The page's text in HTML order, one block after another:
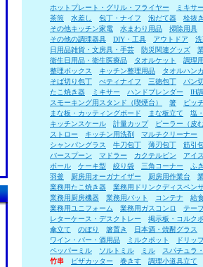
ホットプレート・グリル・フライヤー
ミキサ
茶筒
水差し 包丁・ナイフ 泡だて器
栓抜
その他キッチン家電
水まわり用品
掃除用具
その他の調理器具
DIY・工具 アウトドア
日用品雑貨・文房具・手芸
防災関連グッズ
衛生日用品・衛生医療品
タオルケット
調理
整理ボックス
キッチン整理用品
タオルハン
そば切り包丁
ぺティナイフ 三徳包丁
パン
たこ焼き器
ミキサー ハンドブレンダー
IH
スモーキング用スタンド（喫煙台）
箸
ピッ
まな板・カッティングボード
まな板立て
塩
キッチンスケール
計量カップ
ピーラー（皮
ストロー
キッチン用洗剤
マルチクリーナー
シャンパングラス
牛刀包丁 薄刃包丁
筋引
バースプーン
マドラー カクテルピン
アイ
ボール
ケーキ型 絞り袋 三角コーナー
ふ
羽釜
厨房用オーガナイザー 厨房用作業台
業務用たこ焼き器
業務用ドリンクディスペン
業務用厨房機器
業務用バット コンテナ
給
業務用ユニフォーム
業務用ガスコンロ
テー
レターケース・デスクトレー
掲示板・コルク
傘立て
のぼり 箸置き
日本酒・焼酎グラス
ワイン・バー・酒用品
ミルクポット
ドリッ
ペッパーミル
ソルトミル ミル
スパチュラ
竹串
ピザカッター 巻きす
調理小道具立て